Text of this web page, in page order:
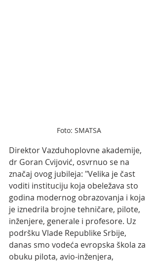
Foto: SMATSA
Direktor Vazduhoplovne akademije,
dr Goran Cvijović, osvrnuo se na
značaj ovog jubileja: "Velika je čast
voditi instituciju koja obeležava sto
godina modernog obrazovanja i koja
je iznedrila brojne tehničare, pilote,
inženjere, generale i profesore. Uz
podršku Vlade Republike Srbije,
danas smo vodeća evropska škola za
obuku pilota, avio-inženjera,